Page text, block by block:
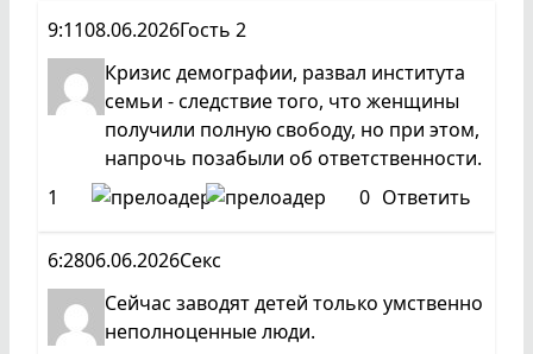
9:1108.06.2026Гость 2
Кризис демографии, развал института
семьи - следствие того, что женщины
получили полную свободу, но при этом,
напрочь позабыли об ответственности.
1
0 Ответить
6:2806.06.2026Секс
Сейчас заводят детей только умственно
неполноценные люди.